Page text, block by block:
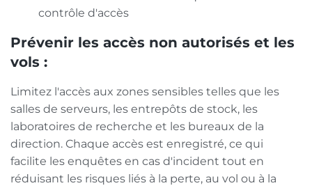
Prévenir les accès non autorisés et les
vols :
Limitez l'accès aux zones sensibles telles que les
salles de serveurs, les entrepôts de stock, les
laboratoires de recherche et les bureaux de la
direction. Chaque accès est enregistré, ce qui
facilite les enquêtes en cas d'incident tout en
réduisant les risques liés à la perte, au vol ou à la